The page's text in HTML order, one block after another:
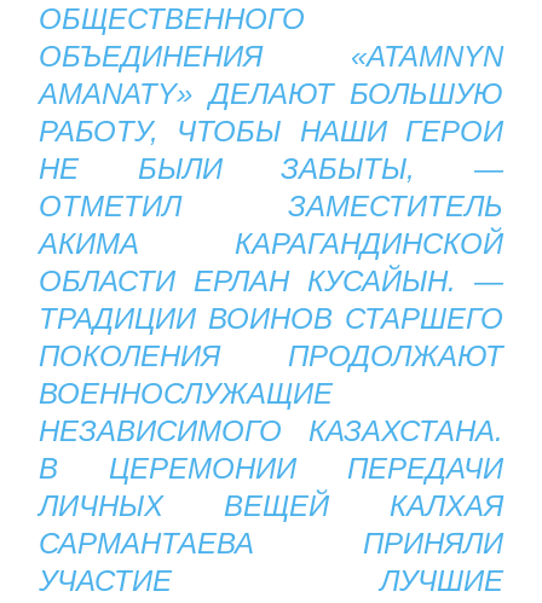
ОБЩЕСТВЕННОГО
ОБЪЕДИНЕНИЯ «ATAMNYN
AMANATY» ДЕЛАЮТ БОЛЬШУЮ
РАБОТУ, ЧТОБЫ НАШИ ГЕРОИ
НЕ БЫЛИ ЗАБЫТЫ, —
ОТМЕТИЛ ЗАМЕСТИТЕЛЬ
АКИМА КАРАГАНДИНСКОЙ
ОБЛАСТИ ЕРЛАН КУСАЙЫН. —
ТРАДИЦИИ ВОИНОВ СТАРШЕГО
ПОКОЛЕНИЯ ПРОДОЛЖАЮТ
ВОЕННОСЛУЖАЩИЕ
НЕЗАВИСИМОГО КАЗАХСТАНА.
В ЦЕРЕМОНИИ ПЕРЕДАЧИ
ЛИЧНЫХ ВЕЩЕЙ КАЛХАЯ
САРМАНТАЕВА ПРИНЯЛИ
УЧАСТИЕ ЛУЧШИЕ